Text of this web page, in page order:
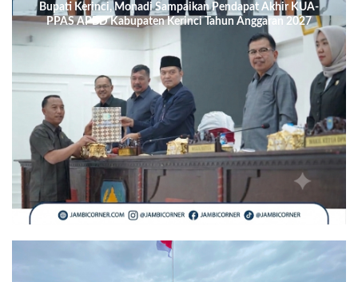
Bupati Kerinci, Monadi Sampaikan Pendapat Akhir KUA-
PPAS APBD Kabupaten Kerinci Tahun Anggaran 2027